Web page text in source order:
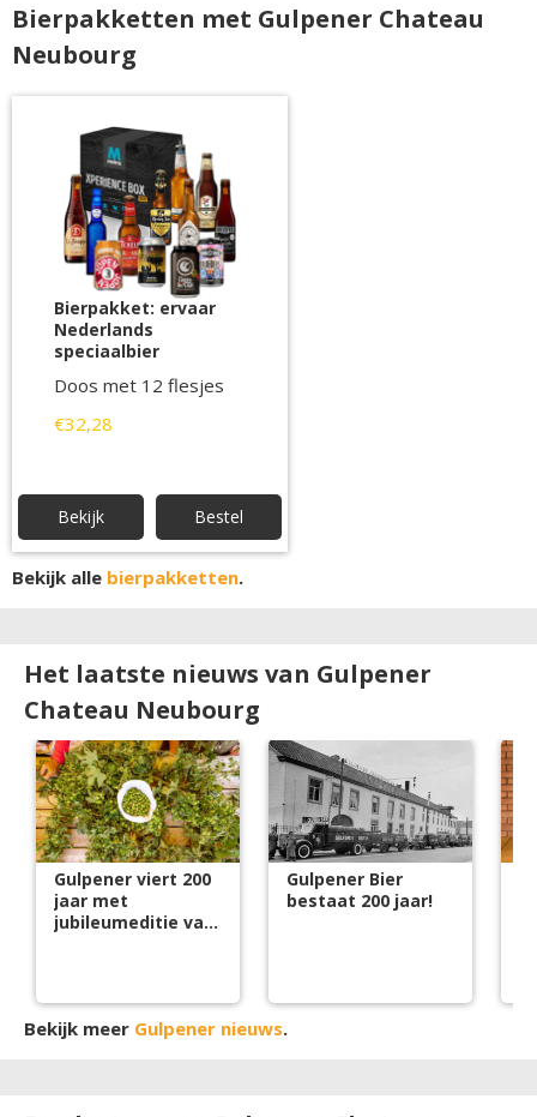
Bierpakketten met Gulpener Chateau
Neubourg
Bierpakket: ervaar
Nederlands
speciaalbier
Doos met 12 flesjes
€32,28
Bekijk Bestel
Bekijk alle bierpakketten.
Het laatste nieuws van Gulpener
Chateau Neubourg
Gulpener viert 200
jaar met
jubileumeditie van
Gulpener Bier
bestaat 200 jaar!
Bekijk meer Gulpener nieuws.